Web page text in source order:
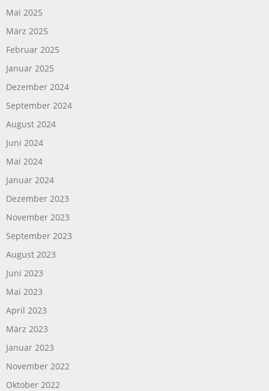
Mai 2025
März 2025
Februar 2025
Januar 2025
Dezember 2024
September 2024
August 2024
Juni 2024
Mai 2024
Januar 2024
Dezember 2023
November 2023
September 2023
August 2023
Juni 2023
Mai 2023
April 2023
März 2023
Januar 2023
November 2022
Oktober 2022